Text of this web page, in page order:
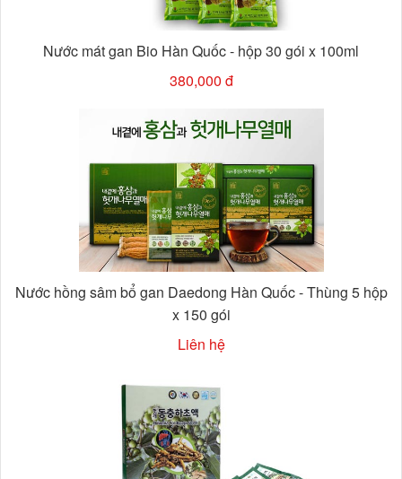
Nước mát gan Bio Hàn Quốc - hộp 30 gói x 100ml
380,000 đ
Nước hồng sâm bổ gan Daedong Hàn Quốc - Thùng 5 hộp
x 150 gói
Liên hệ